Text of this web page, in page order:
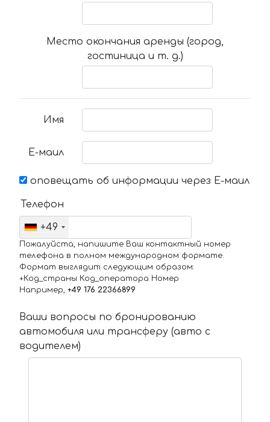
Место окончания аренды (город,
гостиница и т. д.)
Имя
Е-маил
оповещать об информации через Е-маил
Телефон
+49
Пожалуйста, напишите Ваш контактный номер
телефона в полном международном формате.
Формат выглядит следующим образом:
+Код_страны Код_оператора Номер
Например, +49 176 22366899
Ваши вопросы по бронированию
автомобиля или трансферу (авто с
водителем)